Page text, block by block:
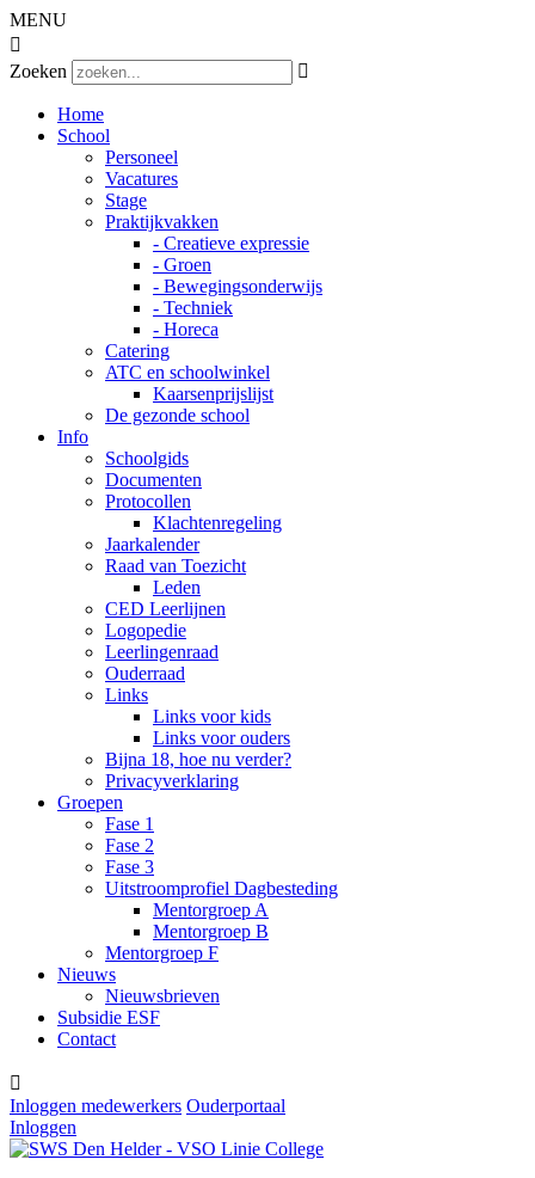
MENU

Zoeken

Home
School
Personeel
Vacatures
Stage
Praktijkvakken
- Creatieve expressie
- Groen
- Bewegingsonderwijs
- Techniek
- Horeca
Catering
ATC en schoolwinkel
Kaarsenprijslijst
De gezonde school
Info
Schoolgids
Documenten
Protocollen
Klachtenregeling
Jaarkalender
Raad van Toezicht
Leden
CED Leerlijnen
Logopedie
Leerlingenraad
Ouderraad
Links
Links voor kids
Links voor ouders
Bijna 18, hoe nu verder?
Privacyverklaring
Groepen
Fase 1
Fase 2
Fase 3
Uitstroomprofiel Dagbesteding
Mentorgroep A
Mentorgroep B
Mentorgroep F
Nieuws
Nieuwsbrieven
Subsidie ESF
Contact

Inloggen medewerkers Ouderportaal
Inloggen